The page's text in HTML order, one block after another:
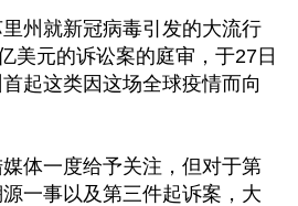
州就新冠病毒引发的大流行
美元的诉讼案的庭审，于27日
起这类因这场全球疫情而向
体一度给予关注，但对于第
一事以及第三件起诉案，大